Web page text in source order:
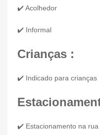
✔️ Acolhedor
✔️ Informal
Crianças :
✔️ Indicado para crianças
✔️ Estacionamento na rua